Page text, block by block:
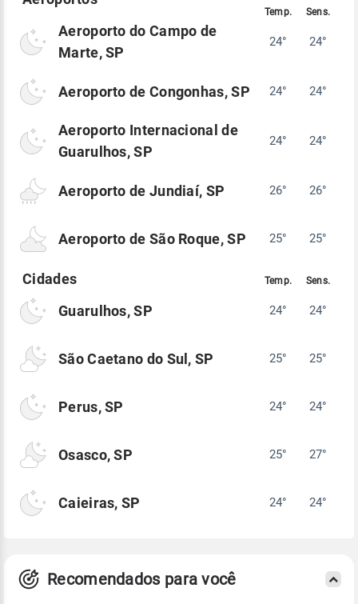
Aeroporto do Campo de
Marte, SP
24° 24°
Aeroporto de Congonhas, SP 24° 24°
Aeroporto Internacional de
Guarulhos, SP
24° 24°
Aeroporto de Jundiaí, SP 26° 26°
Aeroporto de São Roque, SP 25° 25°
Guarulhos, SP 24° 24°
São Caetano do Sul, SP 25° 25°
Perus, SP 24° 24°
Osasco, SP 25° 27°
Caieiras, SP 24° 24°
Recomendados para você